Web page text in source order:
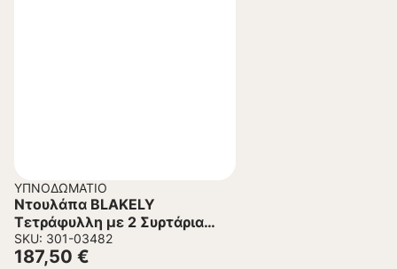
ΥΠΝΟΔΩΜΆΤΙΟ
Ντουλάπα BLAKELY
Τετράφυλλη με 2 Συρτάρια
Sonama – Λευκή
120×42,5×180,5εκ.
SKU: 301-03482
187,50 €